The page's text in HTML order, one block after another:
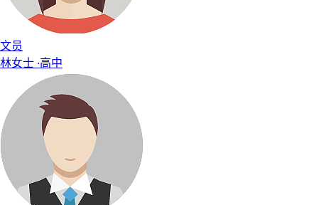
文员
林女士 ·高中